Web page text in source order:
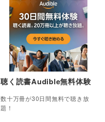
聴く読書Audible無料体験
数十万冊が30日間無料で聴き放
題！